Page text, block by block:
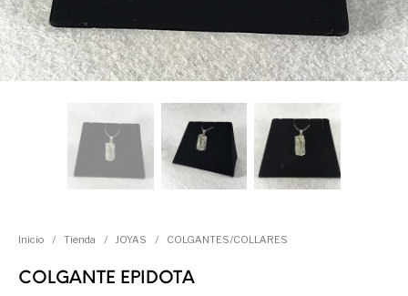
Inicio / Tienda / JOYAS / COLGANTES/COLLARES
COLGANTE EPIDOTA